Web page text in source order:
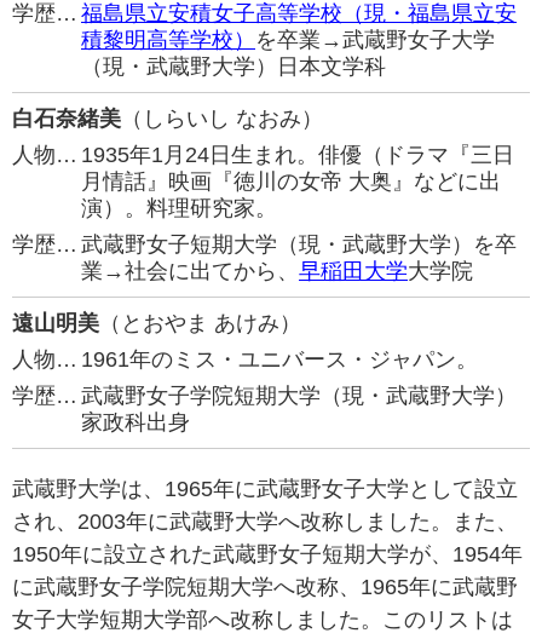
学歴… 福島県立安積女子高等学校（現・福島県立安
積黎明高等学校） を卒業→武蔵野女子大学
（現・武蔵野大学）日本文学科
白石奈緒美 （しらいし なおみ）
人物… 1935年1月24日生まれ。俳優（ドラマ『三日
月情話』映画『徳川の女帝 大奥』などに出
演）。料理研究家。
学歴… 武蔵野女子短期大学（現・武蔵野大学）を卒
業→社会に出てから、 早稲田大学大学院
遠山明美 （とおやま あけみ）
人物… 1961年のミス・ユニバース・ジャパン。
学歴… 武蔵野女子学院短期大学（現・武蔵野大学）
家政科出身
武蔵野大学は、1965年に武蔵野女子大学として設立
され、2003年に武蔵野大学へ改称しました。また、
1950年に設立された武蔵野女子短期大学が、1954年
に武蔵野女子学院短期大学へ改称、1965年に武蔵野
女子大学短期大学部へ改称しました。このリストは